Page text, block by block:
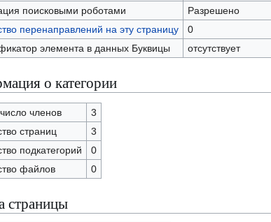
поисковыми роботами
Разрешено
перенаправлений на эту страницу
0
элемента в данных Буквицы
отсутствует
о категории
членов
3
страниц
3
подкатегорий
0
файлов
0
страницы